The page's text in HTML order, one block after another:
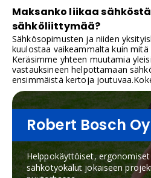
Maksanko liikaa
sähköliittymää?
Sähkösopimusten ja niiden
kuulostaa vaikeammalta kuin
Keräsimme yhteen muutamia
vastauksineen helpottamaan
ensimmäistä kertoja
sähkön kilpailutus. Keräsimme
on helpompaa miettiä, onko
vallitsevan tason mukainen ja
sähköyhtiötä.
Robert Bosch
Helppokäyttöiset,
sähkötyökalut jokaiseen